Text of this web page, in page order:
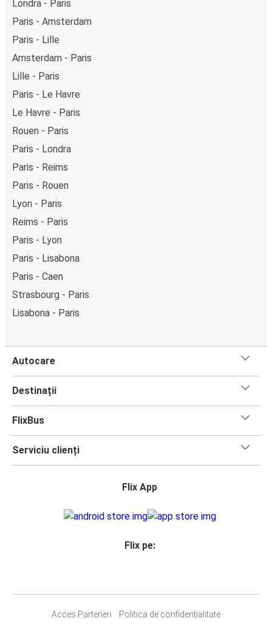
Londra - Paris
Paris - Amsterdam
Paris - Lille
Amsterdam - Paris
Lille - Paris
Paris - Le Havre
Le Havre - Paris
Rouen - Paris
Paris - Londra
Paris - Reims
Paris - Rouen
Lyon - Paris
Reims - Paris
Paris - Lyon
Paris - Lisabona
Paris - Caen
Strasbourg - Paris
Lisabona - Paris
Autocare
Destinații
FlixBus
Serviciu clienți
Flix App
Flix pe:
Acces Parteneri
Politica de confidențialitate